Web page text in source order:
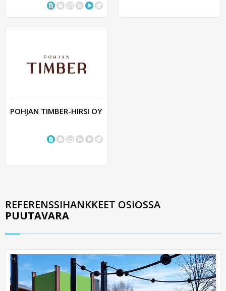
POHJAN TIMBER-HIRSI OY
REFERENSSIHANKKEET OSIOSSA
PUUTAVARA